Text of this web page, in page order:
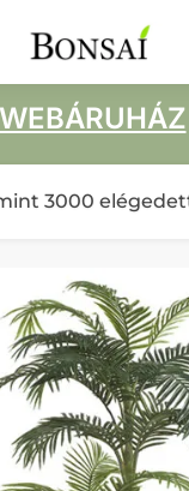
WEBÁRUHÁZ
3000